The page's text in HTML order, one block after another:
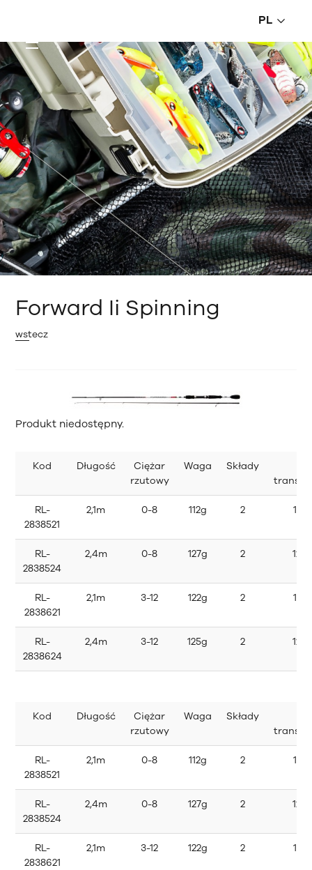
PL
Forward Ii Spinning
wstecz
Produkt niedostępny.
Kod Długość
Ciężar
rzutowy
Waga Składy
RL-
2838521
2,1m 0-8 112g 2
RL-
2838524
2,4m 0-8 127g 2
RL-
2838621
2,1m 3-12 122g 2
RL-
2838624
2,4m 3-12 125g 2
Kod Długość
Ciężar
rzutowy
Waga Składy
RL-
2838521
2,1m 0-8 112g 2
RL-
2838524
2,4m 0-8 127g 2
RL-
2838621
2,1m 3-12 122g 2